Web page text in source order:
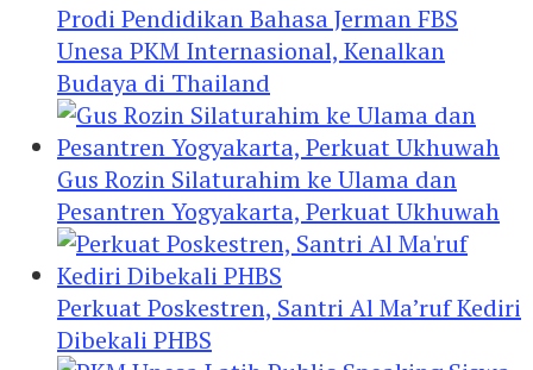
Prodi Pendidikan Bahasa Jerman FBS
Unesa PKM Internasional, Kenalkan
Budaya di Thailand
Gus Rozin Silaturahim ke Ulama dan
Pesantren Yogyakarta, Perkuat Ukhuwah
Perkuat Poskestren, Santri Al Ma’ruf Kediri
Dibekali PHBS